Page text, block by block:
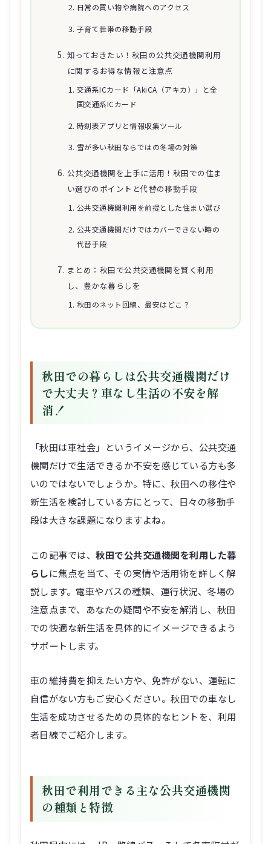
日常の買い物や病院へのアクセス
子育て世帯の移動手段
知っておきたい！秋田の公共交通機関利用
に関するお得な情報と注意点
交通系ICカード「AkiCA（アキカ）」と全
国交通系ICカード
時刻表アプリと情報収集ツール
雪が多い秋田ならではの冬場の対策
公共交通機関を上手に活用！秋田での住ま
い選びのポイントと代替の移動手段
公共交通機関利用を前提とした住まい選び
公共交通機関だけではカバーできない時の
代替手段
まとめ：秋田で公共交通機関を賢く利用
し、豊かな暮らしを
秋田のネット回線、最安はどこ？
秋田での暮らしは公共交通機関だけ
で大丈夫？車なし生活の不安を解
消！
「秋田は車社会」というイメージから、公共交通
機関だけで生活できるか不安を感じている方も多
いのではないでしょうか。特に、秋田への移住や
新生活を検討している方にとって、日々の移動手
段は大きな課題になりますよね。
この記事では、秋田で公共交通機関を利用した暮
らしに焦点を当て、その実情や活用術を詳しく解
説します。電車やバスの種類、運行状況、冬場の
注意点まで、あなたの疑問や不安を解消し、秋田
での快適な新生活を具体的にイメージできるよう
サポートします。
車の維持費を抑えたい方や、免許がない、運転に
自信がない方もご安心ください。秋田での車なし
生活を成功させるための具体的なヒントを、利用
者目線でご紹介します。
秋田で利用できる主な公共交通機関
の種類と特徴